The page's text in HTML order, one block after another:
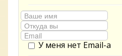
У меня нет Email-а